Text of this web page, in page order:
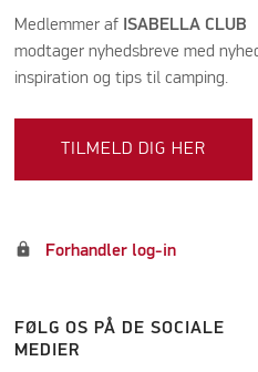
Medlemmer afISABELLA CLUB
modtager nyhedsbreve med
inspiration og tips til camping.
TILMELD DIG HER
lock Forhandler log-in
FØLG OS PÅ DE SOCIALE
MEDIER